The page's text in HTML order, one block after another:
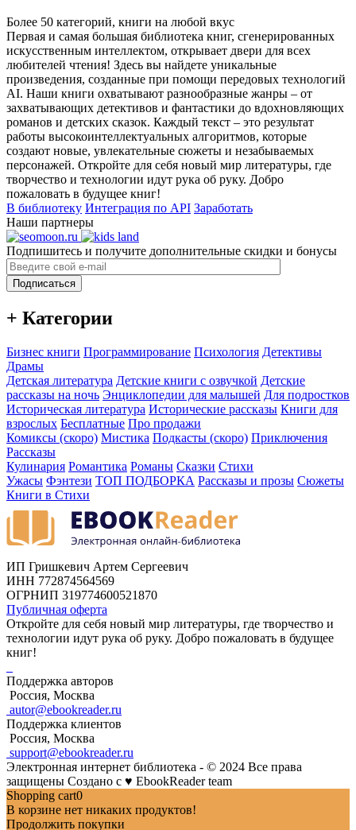
Более 50 категорий, книги на любой вкус
Первая и самая большая библиотека книг, сгенерированных
искусственным интеллектом, открывает двери для всех
любителей чтения! Здесь вы найдете уникальные
произведения, созданные при помощи передовых технологий
AI. Наши книги охватывают разнообразные жанры – от
захватывающих детективов и фантастики до вдохновляющих
романов и детских сказок. Каждый текст – это результат
работы высокоинтеллектуальных алгоритмов, которые
создают новые, увлекательные сюжеты и незабываемых
персонажей. Откройте для себя новый мир литературы, где
творчество и технологии идут рука об руку. Добро
пожаловать в будущее книг!
В библиотеку Интеграция по API Заработать
Наши партнеры
Подпишитесь и получите дополнительные скидки и бонусы
Подписаться
+ Категории
Бизнес книги Программирование Психология Детективы
Драмы
Детская литература Детские книги с озвучкой Детские
рассказы на ночь Энциклопедии для малышей Для подростков
Историческая литература Исторические рассказы Книги для
взрослых Бесплатные Про продажи
Комиксы (скоро) Мистика Подкасты (скоро) Приключения
Рассказы
Кулинария Романтика Романы Сказки Стихи
Ужасы Фэнтези ТОП ПОДБОРКА Рассказы и прозы Сюжеты
Книги в Стихи
ИП Гришкевич Артем Сергеевич
ИНН 772874564569
ОГРНИП 319774600521870
Публичная оферта
Откройте для себя новый мир литературы, где творчество и
технологии идут рука об руку. Добро пожаловать в будущее
книг!
Поддержка авторов
Россия, Москва
autor@ebookreader.ru
Поддержка клиентов
Россия, Москва
support@ebookreader.ru
Электронная интернет библиотека - © 2024 Все права
защищены Создано с ♥ EbookReader team
Shopping cart0
В корзине нет никаких продуктов!
Продолжить покупки